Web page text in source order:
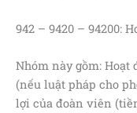
942 – 9420 – 94200:
Nhóm này gồm: Hoạt
(nếu luật pháp cho
lợi của đoàn viên